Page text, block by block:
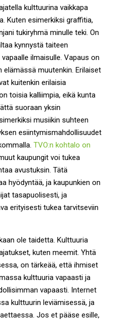
kulttuurina vaikkapa
Kuten esimerkiksi graffitia,
tukiryhmä minulle teki. On
kynnystä taiteen
ilmaisulle. Vapaus on
elämässä muutenkin. Erilaiset
kuitenkin erilaisia
toisia kalliimpia, eikä kunta
suoraan yksin
musiikin suhteen
esiintymismahdollisuudet
TVO:n kohtalo on
kaupungit voi tukea
avustuksin. Tätä
hyödyntää, ja kaupunkien on
tasapuolisesti, ja
erityisesti tukea tarvitseviin
ole taidetta. Kulttuuria
kuten meemit. Yhtä
on tärkeää, että ihmiset
kulttuuria vapaasti ja
vapaasti. Internet
kulttuurin leviämisessä, ja
Jos et pääse esille,